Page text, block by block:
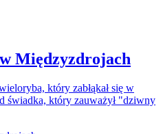
Międzyzdrojach
który zabłąkał się w
świadka, który zauważył "dziwny